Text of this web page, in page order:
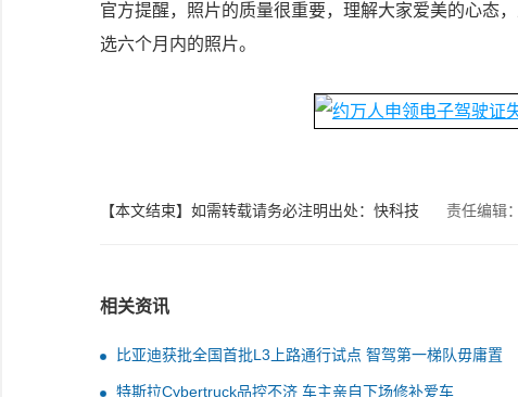
官方提醒，照片的质量很重要，理解大家爱美的心态
选六个月内的照片。
【本文结束】如需转载请务必注明出处：快科技 责任编辑
相关资讯
比亚迪获批全国首批L3上路通行试点 智驾第一梯队毋庸置
特斯拉Cybertruck品控不济 车主亲自下场修补爱车